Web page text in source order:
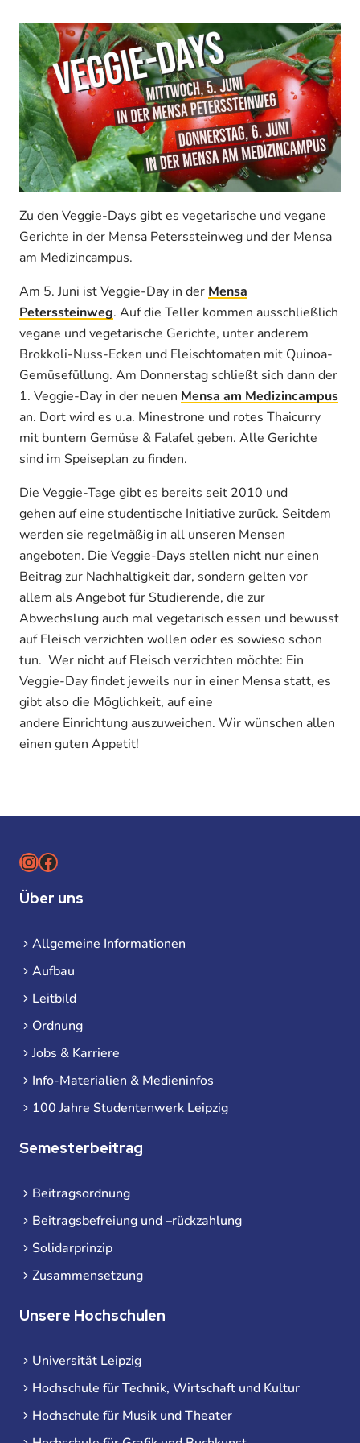
Zu den Veggie-Days gibt es vegetarische und vegane
Gerichte in der Mensa Peterssteinweg und der Mensa
am Medizincampus.
Am 5. Juni ist Veggie-Day in der Mensa
Peterssteinweg. Auf die Teller kommen ausschließlich
vegane und vegetarische Gerichte, unter anderem
Brokkoli-Nuss-Ecken und Fleischtomaten mit Quinoa-
Gemüsefüllung. Am Donnerstag schließt sich dann der
1. Veggie-Day in der neuen Mensa am Medizincampus
an. Dort wird es u.a. Minestrone und rotes Thaicurry
mit buntem Gemüse & Falafel geben. Alle Gerichte
sind im Speiseplan zu finden.
Die Veggie-Tage gibt es bereits seit 2010 und
gehen auf eine studentische Initiative zurück. Seitdem
werden sie regelmäßig in all unseren Mensen
angeboten. Die Veggie-Days stellen nicht nur einen
Beitrag zur Nachhaltigkeit dar, sondern gelten vor
allem als Angebot für Studierende, die zur
Abwechslung auch mal vegetarisch essen und bewusst
auf Fleisch verzichten wollen oder es sowieso schon
tun. Wer nicht auf Fleisch verzichten möchte: Ein
Veggie-Day findet jeweils nur in einer Mensa statt, es
gibt also die Möglichkeit, auf eine
andere Einrichtung auszuweichen. Wir wünschen allen
einen guten Appetit!
Instagram
Facebook
Über uns
Allgemeine Informationen
Aufbau
Leitbild
Ordnung
Jobs & Karriere
Info-Materialien & Medieninfos
100 Jahre Studentenwerk Leipzig
Semesterbeitrag
Beitragsordnung
Beitragsbefreiung und –rückzahlung
Solidarprinzip
Zusammensetzung
Unsere Hochschulen
Universität Leipzig
Hochschule für Technik, Wirtschaft und Kultur
Hochschule für Musik und Theater